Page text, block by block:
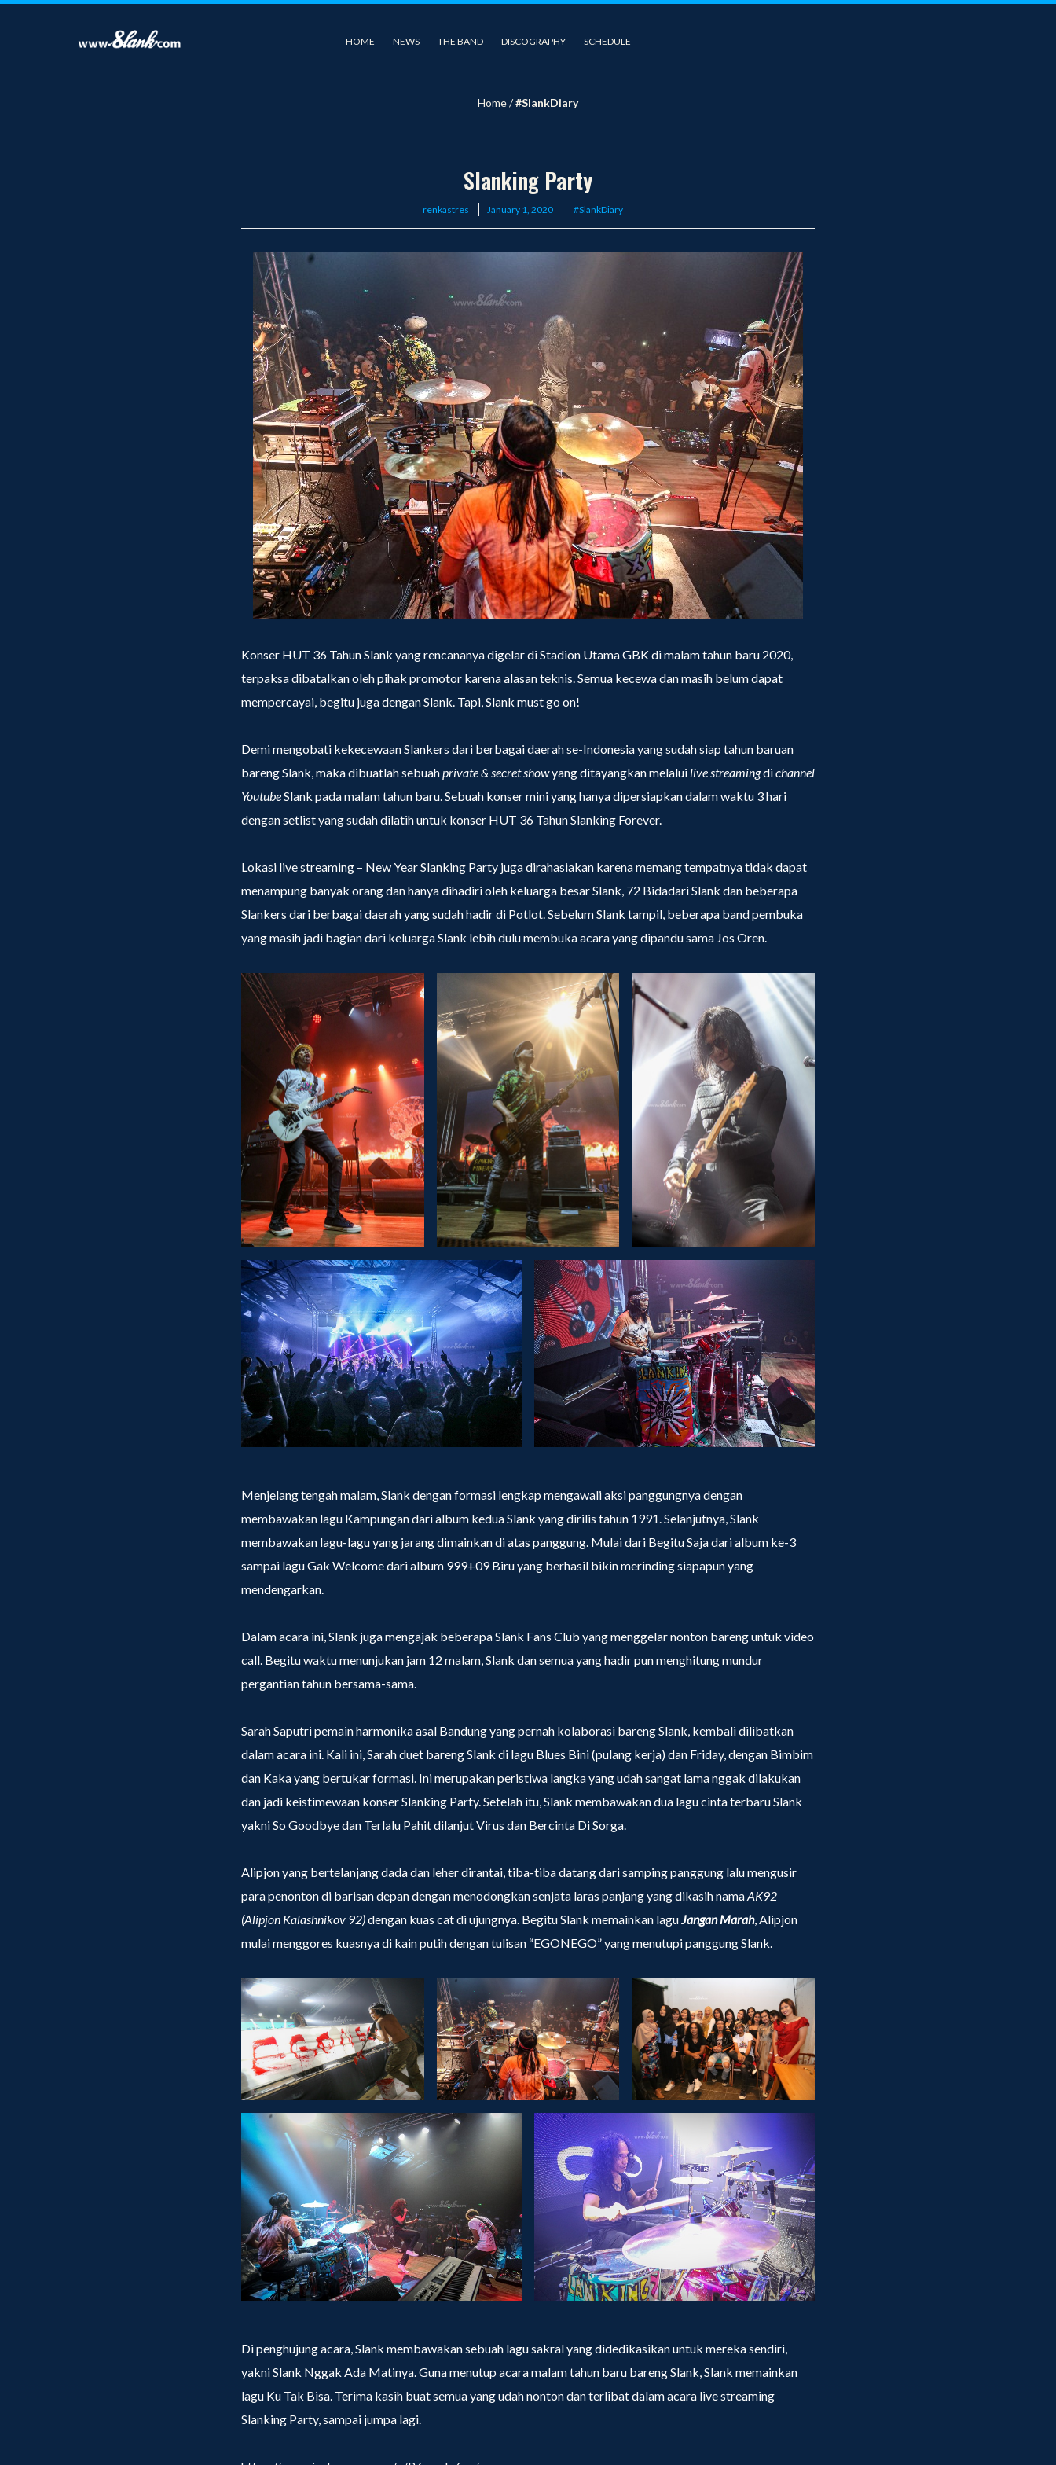
HOME NEWS THE BAND DISCOGRAPHY SCHEDULE
Home/#SlankDiary
Slanking Party
renkastres
Posted
January 1, 2020 #SlankDiary
Konser HUT 36 Tahun Slank yang rencananya digelar di Stadion Utama GBK di malam tahun baru 2020,
terpaksa dibatalkan oleh pihak promotor karena alasan teknis. Semua kecewa dan masih belum dapat
mempercayai, begitu juga dengan Slank. Tapi, Slank must go on!
Demi mengobati kekecewaan Slankers dari berbagai daerah se-Indonesia yang sudah siap tahun baruan
bareng Slank, maka dibuatlah sebuahprivate & secret showyang ditayangkan melaluilive streamingdichannel
YoutubeSlank pada malam tahun baru. Sebuah konser mini yang hanya dipersiapkan dalam waktu 3 hari
dengan setlist yang sudah dilatih untuk konser HUT 36 Tahun Slanking Forever.
Lokasi live streaming – New Year Slanking Party juga dirahasiakan karena memang tempatnya tidak dapat
menampung banyak orang dan hanya dihadiri oleh keluarga besar Slank, 72 Bidadari Slank dan beberapa
Slankers dari berbagai daerah yang sudah hadir di Potlot. Sebelum Slank tampil, beberapa band pembuka
yang masih jadi bagian dari keluarga Slank lebih dulu membuka acara yang dipandu sama Jos Oren.
Menjelang tengah malam, Slank dengan formasi lengkap mengawali aksi panggungnya dengan
membawakan lagu Kampungan dari album kedua Slank yang dirilis tahun 1991. Selanjutnya, Slank
membawakan lagu-lagu yang jarang dimainkan di atas panggung. Mulai dari Begitu Saja dari album ke-3
sampai lagu Gak Welcome dari album 999+09 Biru yang berhasil bikin merinding siapapun yang
mendengarkan.
Dalam acara ini, Slank juga mengajak beberapa Slank Fans Club yang menggelar nonton bareng untuk video
call. Begitu waktu menunjukan jam 12 malam, Slank dan semua yang hadir pun menghitung mundur
pergantian tahun bersama-sama.
Sarah Saputri pemain harmonika asal Bandung yang pernah kolaborasi bareng Slank, kembali dilibatkan
dalam acara ini. Kali ini, Sarah duet bareng Slank di lagu Blues Bini (pulang kerja) dan Friday, dengan Bimbim
dan Kaka yang bertukar formasi. Ini merupakan peristiwa langka yang udah sangat lama nggak dilakukan
dan jadi keistimewaan konser Slanking Party. Setelah itu, Slank membawakan dua lagu cinta terbaru Slank
yakni So Goodbye dan Terlalu Pahit dilanjut Virus dan Bercinta Di Sorga.
Alipjon yang bertelanjang dada dan leher dirantai, tiba-tiba datang dari samping panggung lalu mengusir
para penonton di barisan depan dengan menodongkan senjata laras panjang yang dikasih namaAK92
(Alipjon Kalashnikov 92)dengan kuas cat di ujungnya. Begitu Slank memainkan laguJangan Marah, Alipjon
mulai menggores kuasnya di kain putih dengan tulisan “EGONEGO” yang menutupi panggung Slank.
Di penghujung acara, Slank membawakan sebuah lagu sakral yang didedikasikan untuk mereka sendiri,
yakni Slank Nggak Ada Matinya. Guna menutup acara malam tahun baru bareng Slank, Slank memainkan
lagu Ku Tak Bisa. Terima kasih buat semua yang udah nonton dan terlibat dalam acara live streaming
Slanking Party, sampai jumpa lagi.